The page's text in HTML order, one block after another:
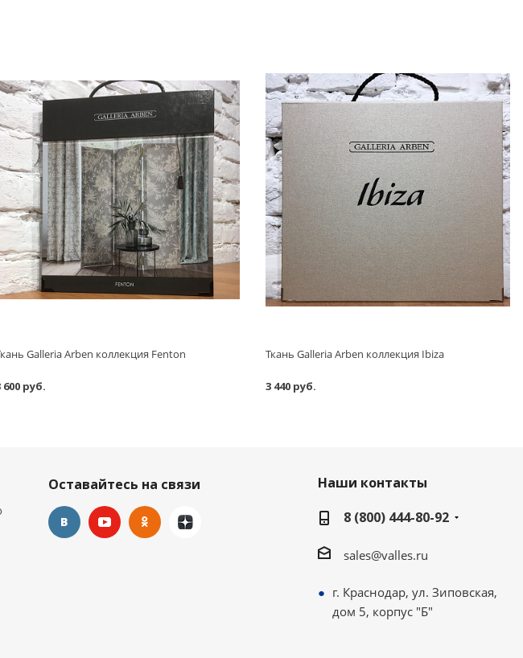
Galleria Arben коллекция Fenton
600 руб.
Ткань Galleria Arben коллекция Ibiza
3 440 руб.
Оставайтесь на связи
Наши контакты
8 (800) 444-80-92
sales@valles.ru
г. Краснодар, ул. Зиповская,
дом 5, корпус "Б"